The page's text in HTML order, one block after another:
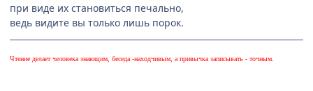
при виде их становиться печально,
ведь видите вы только лишь порок.
Чтение делает человека знающим, беседа -находчивым, а привычка записывать - точным.